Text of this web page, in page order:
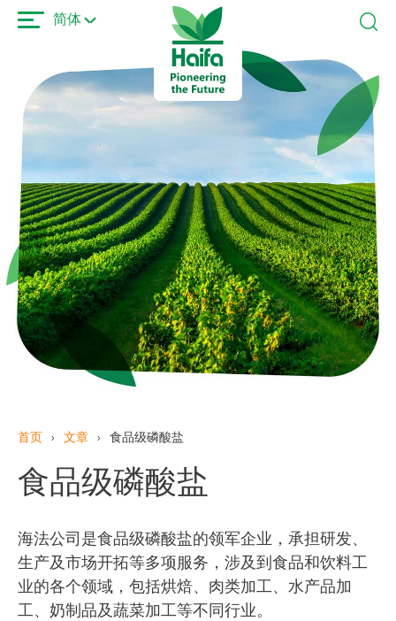
简体
首页 › 文章 › 食品级磷酸盐
食品级磷酸盐
海法公司是食品级磷酸盐的领军企业，承担研发、
生产及市场开拓等多项服务，涉及到食品和饮料工
业的各个领域，包括烘焙、肉类加工、水产品加
工、奶制品及蔬菜加工等不同行业。